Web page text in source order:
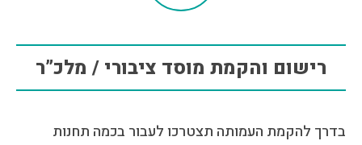
רישום והקמת מוסד ציבורי / מלכ”ר
בדרך להקמת העמותה תצטרכו לעבור בכמה תחנות